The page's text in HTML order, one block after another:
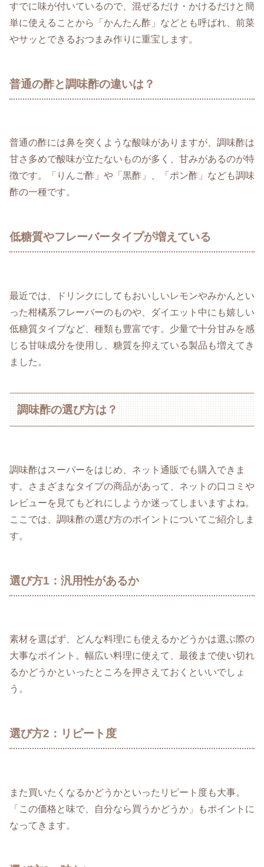
すでに味が付いているので、混ぜるだけ・かけるだけと簡
単に使えることから「かんたん酢」などとも呼ばれ、前菜
やサッとできるおつまみ作りに重宝します。
普通の酢と調味酢の違いは？
普通の酢には鼻を突くような酸味がありますが、調味酢は
甘さ多めで酸味が立たないものが多く、甘みがあるのが特
徴です。「りんご酢」や「黒酢」、「ポン酢」なども調味
酢の一種です。
低糖質やフレーバータイプが増えている
最近では、ドリンクにしてもおいしいレモンやみかんとい
った柑橘系フレーバーのものや、ダイエット中にも嬉しい
低糖質タイプなど、種類も豊富です。少量で十分甘みを感
じる甘味成分を使用し、糖質を抑えている製品も増えてき
ました。
調味酢の選び方は？
調味酢はスーパーをはじめ、ネット通販でも購入できま
す。さまざまなタイプの商品があって、ネットの口コミや
レビューを見てもどれにしようか迷ってしまいますよね。
ここでは、調味酢の選び方のポイントについてご紹介しま
す。
選び方1：汎用性があるか
素材を選ばず、どんな料理にも使えるかどうかは選ぶ際の
大事なポイント。幅広い料理に使えて、最後まで使い切れ
るかどうかといったところを押さえておくといいでしょ
う。
選び方2：リピート度
また買いたくなるかどうかといったリピート度も大事。
「この価格と味で、自分なら買うかどうか」もポイントに
なってきます。